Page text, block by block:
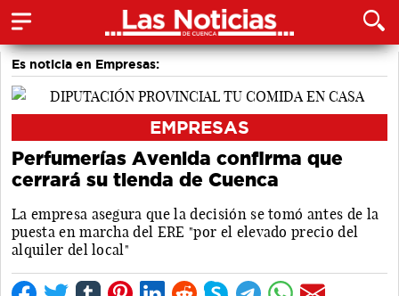
Es noticia en Empresas:
EMPRESAS
Perfumerías Avenida confirma que
cerrará su tienda de Cuenca
La empresa asegura que la decisión se tomó antes de la
puesta en marcha del ERE "por el elevado precio del
alquiler del local"